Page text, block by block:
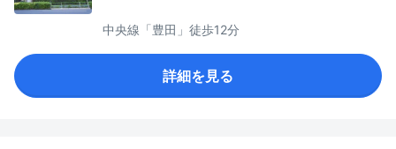
中央線「豊田」徒歩12分
詳細を見る